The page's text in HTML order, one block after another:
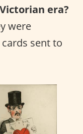
era?
were
sent to